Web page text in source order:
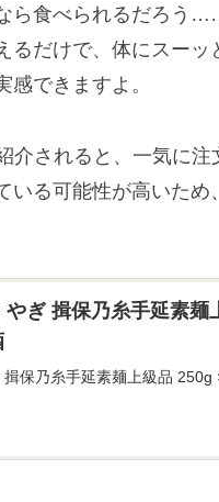
ら食べられるだろう
だけで、体にスーッ
できますよ。
介されると、一気に
る可能性が高いた
ぎ 揖保乃糸手延素麺
保乃糸手延素麺上級品 250g